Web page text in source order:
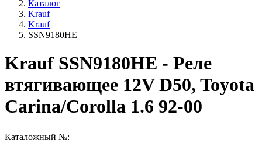
Каталог
Krauf
Krauf
SSN9180HE
Krauf SSN9180HE - Реле
втягивающее 12V D50, Toyota
Carina/Corolla 1.6 92-00
Каталожный №: